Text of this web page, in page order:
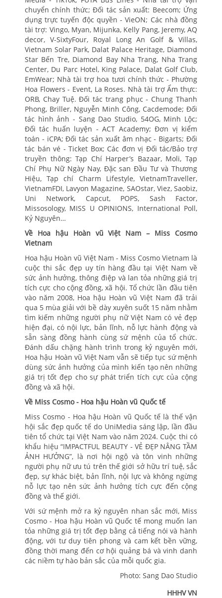
chuyển chính thức; Đối tác sản xuất: Beecom; Ứng
dụng trực tuyến độc quyền - VieON; Các nhà đồng
tài trợ: Vingo, Myan, Mijunka, Kelly Pang, Jeremy, AQ
decor, V-SixtyFour, Royal Long An Golf & Villas,
Vietnam Solar Park, Dalat Palace Heritage, Diamond
Star Bến Tre, Diamond Bay Nha Trang, Nha Trang
Center, Du Parc Hotel, King Palace, Dalat Golf Club,
EmWear; Nhà tài trợ hoa tươi chính thức - Phường
Hoa Flowers - Event, La Roses. Nhà tài trợ Ẩm thực:
ORB, Chay Tuệ. Đối tác trang phục - Chung Thanh
Phong, Briller, Nguyễn Minh Công, Cacdemode; Đối
tác hình ảnh - Sang Dao Studio, 54OG, Minh Lộc;
Đối tác huấn luyện - ACT Academy; Đơn vị kiểm
toán - iCPA; Đối tác sản xuất âm nhạc - Bigarts; Đối
tác bán vé - Ticket Box; Các đơn vị Đối tác/Bảo trợ
truyền thông: Tạp Chí Harper’s Bazaar, Moli, Tạp
Chí Phụ Nữ Ngày Nay, Đặc san Đầu Tư và Thương
Hiệu, Tạp chí Charm Lifestyle, VietnamTraveller,
VietnamFDI, Lavyon Magazine, SAOstar, Viez, Saobiz,
Uni Network, Capcut, POPS, Sash Factor,
Missosology, MISS U OPINIONS, International Poll,
Kỷ Nguyên…
Về Hoa hậu Hoàn vũ Việt Nam – Miss Cosmo
Vietnam
Hoa hậu Hoàn vũ Việt Nam - Miss Cosmo Vietnam là
cuộc thi sắc đẹp uy tín hàng đầu tại Việt Nam về
sức ảnh hưởng, thông điệp và lan tỏa những giá trị
tích cực cho cộng đồng, xã hội. Tổ chức lần đầu tiên
vào năm 2008, Hoa hậu Hoàn vũ Việt Nam đã trải
qua 5 mùa giải với bề dày xuyên suốt 15 năm nhằm
tìm kiếm những người phụ nữ Việt Nam có vẻ đẹp
hiện đại, có nội lực, bản lĩnh, nỗ lực hành động và
sẵn sàng đồng hành cùng sứ mệnh của tổ chức.
Đánh dấu chặng hành trình trong kỷ nguyên mới,
Hoa hậu Hoàn vũ Việt Nam vẫn sẽ tiếp tục sứ mệnh
dùng sức ảnh hưởng của mình kiến tạo nên những
giá trị tốt đẹp cho sự phát triển tích cực của cộng
đồng và xã hội.
Về Miss Cosmo - Hoa hậu Hoàn vũ Quốc tế
Miss Cosmo - Hoa hậu Hoàn vũ Quốc tế là thế vận
hội sắc đẹp quốc tế do UniMedia sáng lập, lần đầu
tiên tổ chức tại Việt Nam vào năm 2024. Cuộc thi có
khẩu hiệu “IMPACTFUL BEAUTY - VẺ ĐẸP NÂNG TẦM
ẢNH HƯỞNG”, là nơi hội ngộ và tôn vinh những
người phụ nữ ưu tú trên thế giới sở hữu trí tuệ, sắc
đẹp, sự khác biệt, bản lĩnh, nội lực và không ngừng
nỗ lực tạo nên sức ảnh hưởng tích cực đến cộng
đồng và thế giới.
Với sứ mệnh mở ra kỷ nguyên nhan sắc mới, Miss
Cosmo - Hoa hậu Hoàn vũ Quốc tế mong muốn lan
tỏa những giá trị tốt đẹp bằng cả tiếng nói và hành
động, với tư duy tiên phong và cam kết bền vững,
đồng thời mang đến cơ hội quảng bá và vinh danh
các niềm tự hào bản sắc của mỗi quốc gia.
Photo: Sang Dao Studio
HHHV VN